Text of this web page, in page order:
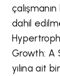
dahil
Growth: A
yılına ait